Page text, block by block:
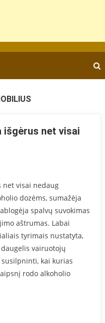
išgėrus net visai
net visai nedaug
dozėms, sumažėja
spalvų suvokimas
aštrumas. Labai
tyrimais nustatyta,
vairuotojų
kai kurias
rodo alkoholio